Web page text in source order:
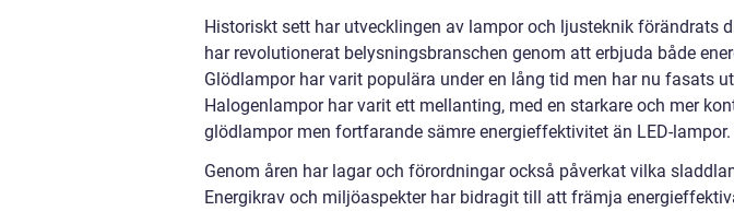
Historiskt sett har utvecklingen av lampor och ljusteknik förändrats
har revolutionerat belysningsbranschen genom att erbjuda både
Glödlampor har varit populära under en lång tid men har nu fasats
Halogenlampor har varit ett mellanting, med en starkare och mer
glödlampor men fortfarande sämre energieffektivitet än LED-lampor.
Genom åren har lagar och förordningar också påverkat vilka
Energikrav och miljöaspekter har bidragit till att främja